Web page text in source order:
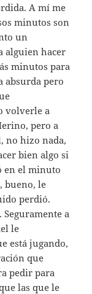
A mí me
minutos son
un
alguien hacer
minutos para
absurda pero
volverle a
pero a
no hizo nada,
bien algo si
en el minuto
bueno, le
perdió.
a
le
está jugando,
que
pedir para
las que le